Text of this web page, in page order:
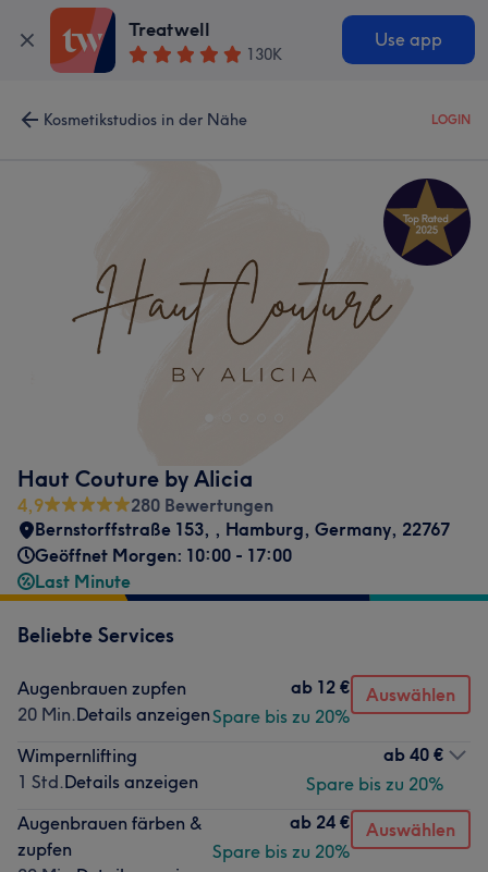
Treatwell
130K
Use app
Kosmetikstudios in der Nähe LOGIN
Haut Couture by Alicia
4,9
280 Bewertungen
Bernstorffstraße 153, , Hamburg, Germany, 22767
Geöffnet Morgen: 10:00 - 17:00
Last Minute
Beliebte Services
Augenbrauen zupfen
20 Min.Details anzeigen
ab 12 €
Spare bis zu 20%
Auswählen
Wimpernlifting
1 Std.Details anzeigen
ab 40 €
Spare bis zu 20%
Augenbrauen färben &
zupfen
ab 24 €
Spare bis zu 20%
Auswählen